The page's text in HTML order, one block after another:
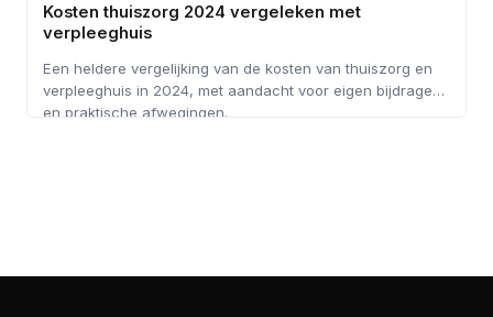
Kosten thuiszorg 2024 vergeleken met
verpleeghuis
Een heldere vergelijking van de kosten van thuiszorg en
verpleeghuis in 2024, met aandacht voor eigen bijdragen
en praktische afwegingen.